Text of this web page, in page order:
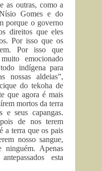
as outras, como a
Gomes e do
porque o governo
direitos que eles
Por isso que os
Por isso que
emocionado
indígena para
nossas aldeias”,
do tekoha de
que agora é mais
mortos da terra
e seus capangas.
de nos terem
a terra que os pais
nosso sangue,
ninguém. Apenas
esta